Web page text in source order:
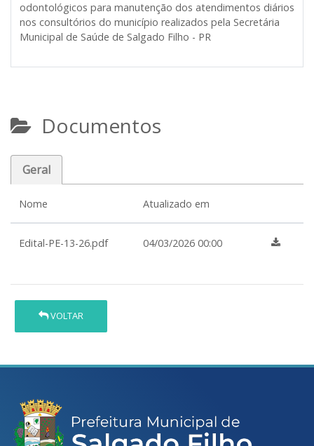
odontológicos para manutenção dos atendimentos diários
nos consultórios do município realizados pela Secretária
Municipal de Saúde de Salgado Filho - PR
Documentos
Geral
Nome Atualizado em
Edital-PE-13-26.pdf 04/03/2026 00:00
VOLTAR